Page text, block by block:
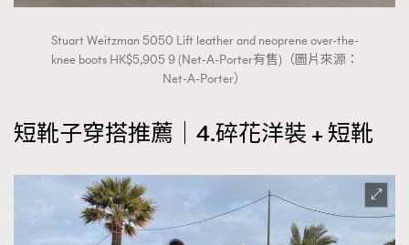
Stuart Weitzman 5050 Lift leather and neoprene over-the-
knee boots HK$5,905 9 (Net-A-Porter有售)（圖片來源：
Net-A-Porter）
短靴子穿搭推薦｜4.碎花洋裝 + 短靴